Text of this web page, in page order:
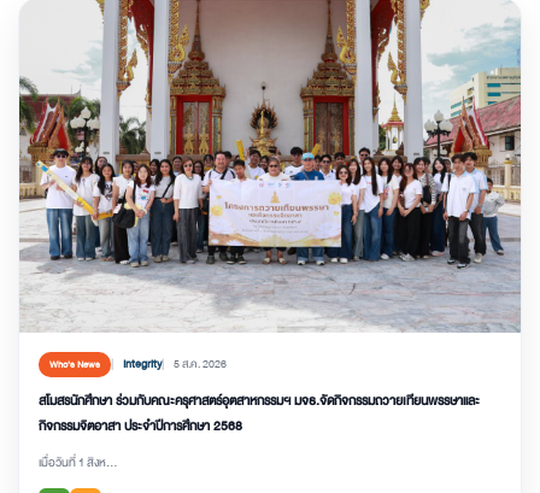
Who’s News Integrity 5 ส.ค. 2026
สโมสรนักศึกษา ร่วมกับคณะครุศาสตร์อุตสาหกรรมฯ มจธ.จัดกิจกรรมถวายเทียนพรรษาและ
กิจกรรมจิตอาสา ประจำปีการศึกษา 2568
เมื่อวันที่ 1 สิงห...